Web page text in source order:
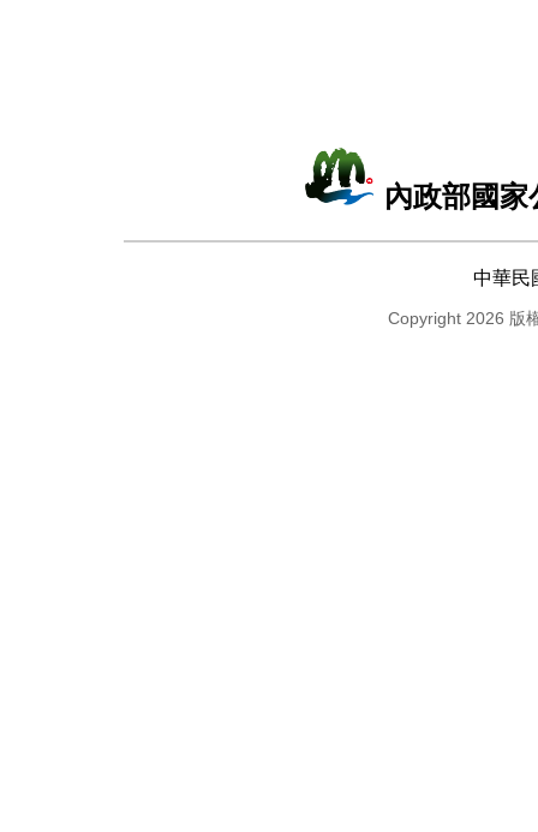
內政部國
中華民
Copyright 2026 版